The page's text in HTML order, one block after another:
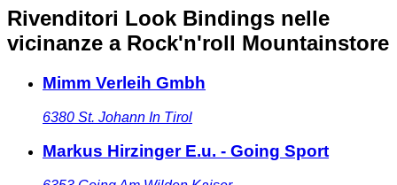
Rivenditori Look Bindings nelle
vicinanze a Rock'n'roll Mountainstore
Mimm Verleih Gmbh
6380 St. Johann In Tirol
Markus Hirzinger E.u. - Going Sport